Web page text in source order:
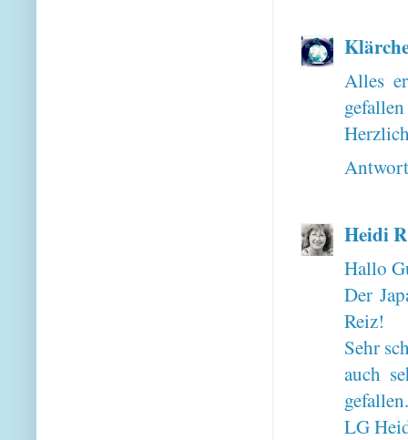
Alles
Heidi
Hallo
Der
Reiz!
Sehr
auch
gefallen.
LG